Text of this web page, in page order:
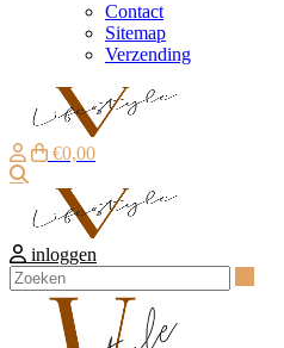
Contact
Sitemap
Verzending
€0,00
inloggen